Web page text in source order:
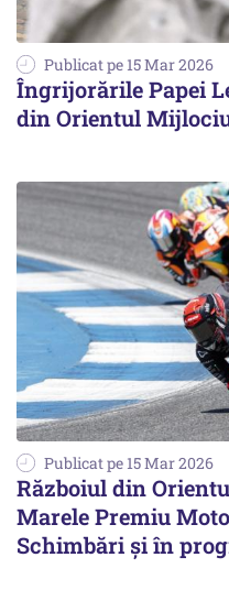
Publicat pe 15 Mar 2026
Îngrijorările Papei
din Orientul
Publicat pe 15 Mar 2026
Războiul din
Marele Premiu
Schimbări și în